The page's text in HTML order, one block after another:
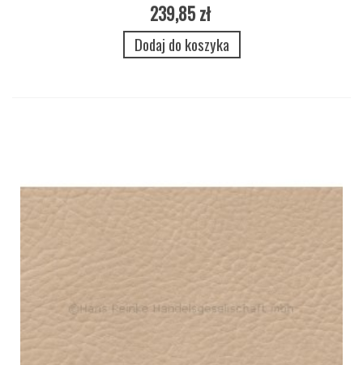
239,85 zł
Dodaj do koszyka